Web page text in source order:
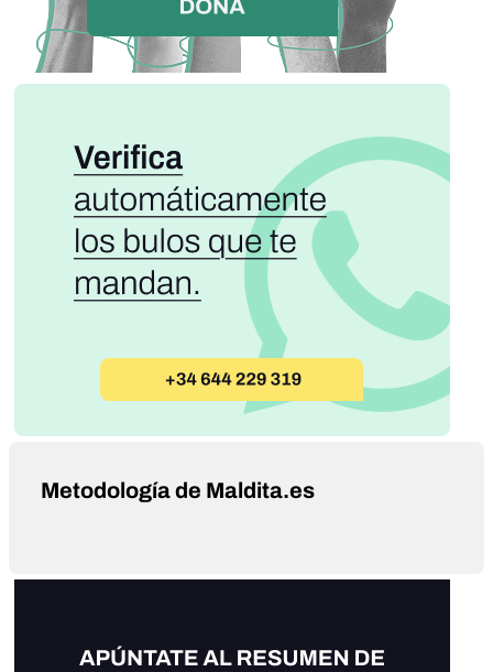
Metodología de Maldita.es